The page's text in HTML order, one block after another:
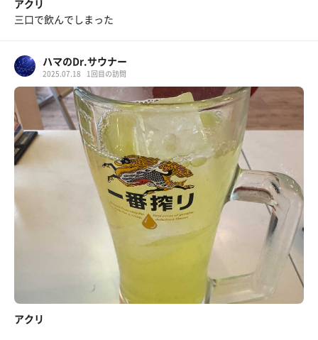
アクリ
三口で飲んでしまった
ハマのDr.サウナー
2025.07.18 1回目の訪問
アクリ